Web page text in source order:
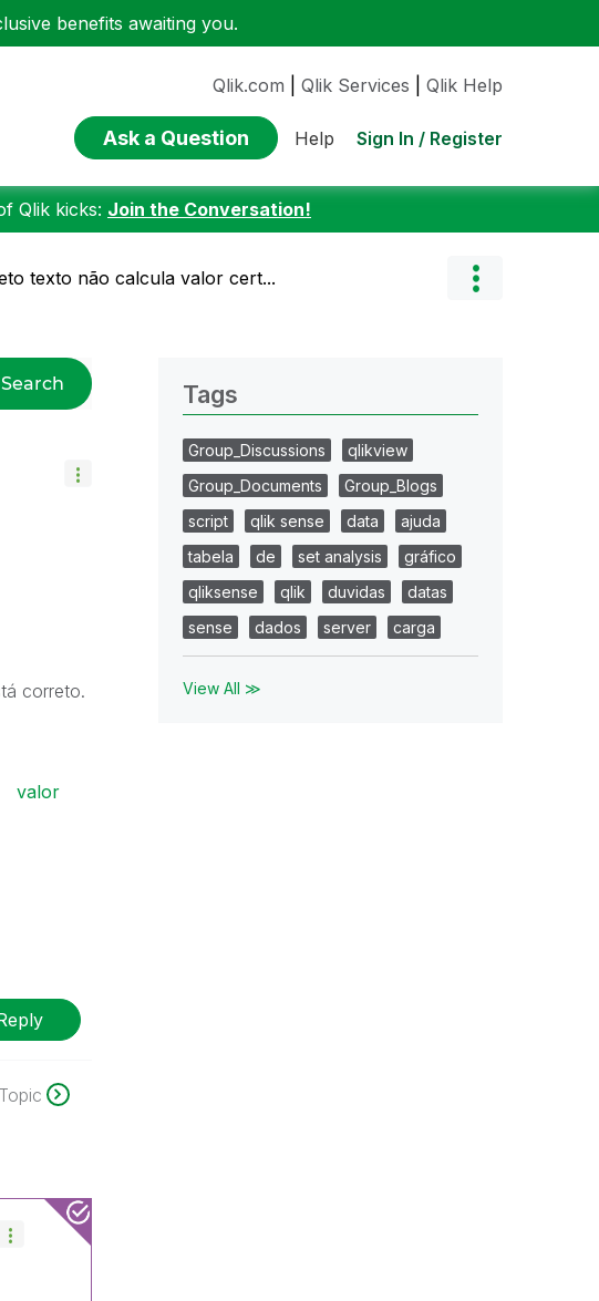
benefits awaiting you.
Qlik.com Qlik Services Qlik Help
Ask a Question Help Sign In / Register
Qlik kicks: Join the Conversation!
texto não calcula valor cert...
Search
correto.
valor
Tags
Group_Discussions
qlikview
Group_Documents
Group_Blogs
script
qlik sense data
ajuda
tabela
de set analysis
gráfico
qliksense
qlik duvidas
datas
sense
dados server carga
View All ≫